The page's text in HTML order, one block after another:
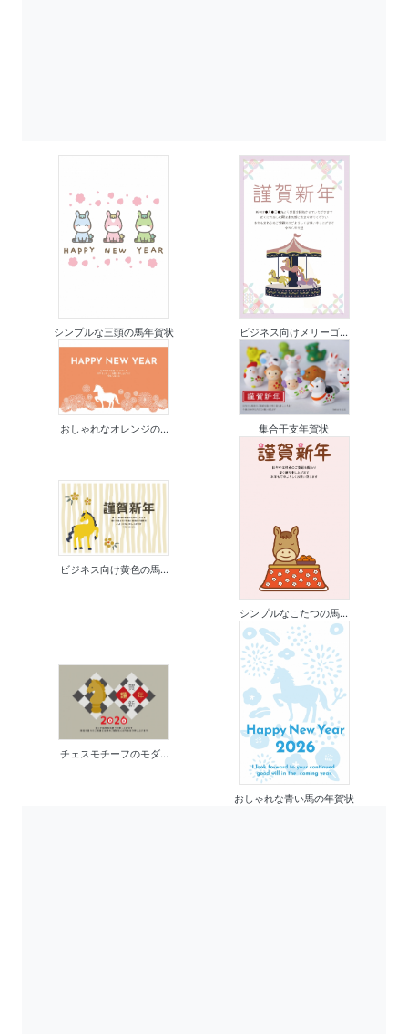
シンプルな三頭の馬年賀状 ビジネス向けメリーゴ...
おしゃれなオレンジの... 集合干支年賀状
ビジネス向け黄色の馬...
シンプルなこたつの馬...
チェスモチーフのモダ...
おしゃれな青い馬の年賀状